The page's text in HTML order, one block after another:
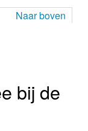
Naar boven
bij de